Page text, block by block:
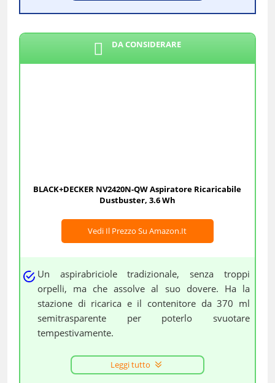
DA CONSIDERARE
BLACK+DECKER NV2420N-QW Aspiratore Ricaricabile
Dustbuster, 3.6 Wh
Vedi Il Prezzo Su Amazon.it
Un aspirabriciole tradizionale, senza troppi
orpelli, ma che assolve al suo dovere. Ha la
stazione di ricarica e il contenitore da 370 ml
semitrasparente per poterlo svuotare
tempestivamente.
Leggi tutto